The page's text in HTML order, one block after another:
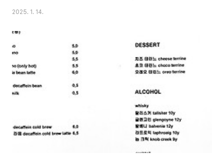
는 마르게리따 정말정말 좋아하는데마르게리따 맛집 찾기가 왜 어려운거
도스! 회사에서는 걸어서 좀 가야하는 데라 섣불리 갈 생각을 못했는데,얼마 전
에 드디어 가봤습니다. 누메로도스는 화덕피자 맛집으로 워낙 유명하더라구요.
점심시간 딱 맞춰 가면 자리가 없어서 웨이팅을 해야할 것 같아요. 다행히 저희
는 예약을 해서 바로 들어갈 수 있었습니다. 입구부터 감성이 낭낭하죠? 노란색
2025. 1. 14.